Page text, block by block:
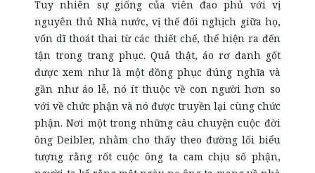
Tuy nhiên sự giống của viên đao phủ với vị
nguyên thủ Nhà nước, vị thế đối nghịch giữa họ,
vốn dĩ thoát thai từ các thiết chế, thể hiện ra đến
tận trong trang phục. Quả thật, áo rơ đanh gốt
được xem như là một đồng phục đúng nghĩa và
gần như áo lễ, nó ít thuộc về con người hơn so
với về chức phận và nó được truyền lại cùng chức
phận. Nơi một trong những câu chuyện cuộc đời
ông Deibler, nhằm cho thấy theo đường lối biểu
tượng rằng rốt cuộc ông ta cam chịu số phận,